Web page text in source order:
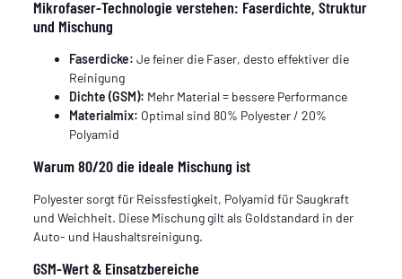
Mikrofaser-Technologie verstehen: Faserdichte, Struktur
und Mischung
Faserdicke: Je feiner die Faser, desto effektiver die
Reinigung
Dichte (GSM): Mehr Material = bessere Performance
Materialmix: Optimal sind 80% Polyester / 20%
Polyamid
Warum 80/20 die ideale Mischung ist
Polyester sorgt für Reissfestigkeit, Polyamid für Saugkraft
und Weichheit. Diese Mischung gilt als Goldstandard in der
Auto- und Haushaltsreinigung.
GSM-Wert & Einsatzbereiche